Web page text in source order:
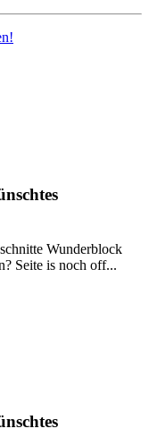
Wunderblock
Seite is noch off...